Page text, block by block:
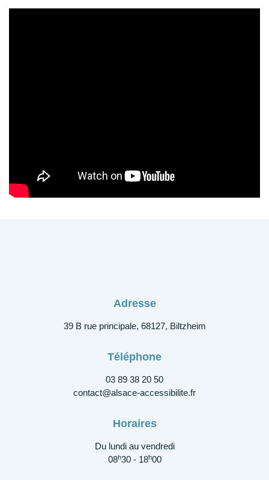
Adresse
39 B rue principale, 68127, Biltzheim
Téléphone
03 89 38 20 50
contact@alsace-accessibilite.fr
Horaires
Du lundi au vendredi
08h30 - 18h00